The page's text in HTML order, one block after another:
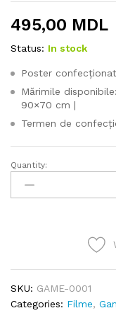
495,00 MDL
Status: In stock
Poster
Mărimile
90×70 cm |
Termen de
Batman
quantity
Quantity:
SKU: GAME-0001
Categories: Filme,